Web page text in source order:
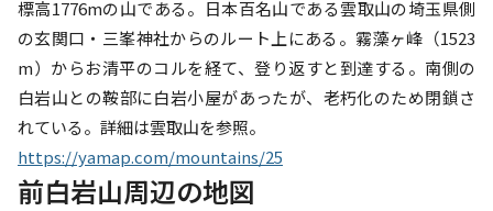
標高1776mの山である。日本百名山である雲取山の埼玉県側
の玄関口・三峯神社からのルート上にある。霧藻ヶ峰（1523
m）からお清平のコルを経て、登り返すと到達する。南側の
白岩山との鞍部に白岩小屋があったが、老朽化のため閉鎖さ
https://yamap.com/mountains/25
前白岩山周辺の地図